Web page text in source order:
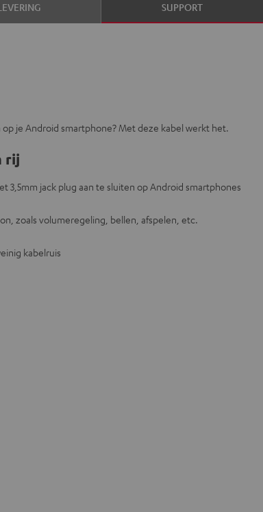
SUPPORT
je Android smartphone? Met deze kabel werkt het.
rij
3,5mm jack plug aan te sluiten op Android smartphones
zoals volumeregeling, bellen, afspelen, etc.
kabelruis